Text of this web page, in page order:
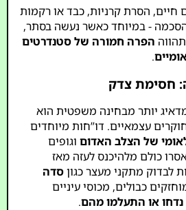
חיים, הסרת קרניות, כבד או רקמות
- במיוחד כאשר נעשה בסתר,
הפרה חמורה של סטנדרטים
.
חסימת צדק
יותר מבחינה משפטית הוא
עצמאיים. דו”חות מיוחדים
של הצלב האדום וגופים
כולם מלהיכנס לעזה מאז
לבדוק מתקני מעצר כגוןסדה
כבולים, מכוסי עיניים
נדחו או התעלמו מהם.